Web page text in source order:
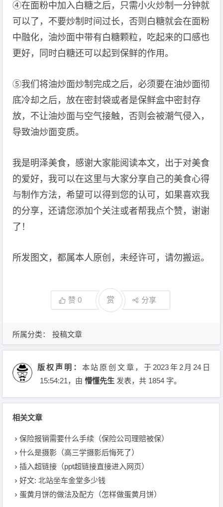
④在面粉中加入白糖之后，只需小火炒制一分钟就
可以了，不要炒制时间过长，否则白糖就会在面粉
中融化，油炒面中带有白糖颗粒，吃起来的口感也
更好，同时白糖还可以起到保鲜的作用。
⑤我们将油炒面炒制完成之后，必须要在油炒面彻
底冷却之后，放在密封袋或者是保鲜盒中密封存
放，不让油炒面与空气接触，否则会被潮气侵入，
导致油炒面变质。
我是明泽美食，感谢大家能阅读本文，出于对美食
的爱好，我可以在这里与大家分享自己的美食心得
与制作方法，希望可以得到您的认可，如果喜欢我
的分享，还请您添加个关注或者帮我点个赞，谢谢
了！
所发图文，都属本人原创，未经许可，请勿搬运。
赞0 赏 分享
所属分类： 投稿文章
版权声明： 本站原创文章，于2023年2月24日
15:54:21，由懵懂先生 发表，共 1854 字。
相关文章
保险报销需要什么手续（保险公司理赔被保）
什么是摄影（高三学摄影后悔死了）
插入超链接（ppt超链接直接进入网页）
好文: 北站坐车金堂多少钱
蛋黄月饼的做法及配方（怎样做蛋黄月饼）